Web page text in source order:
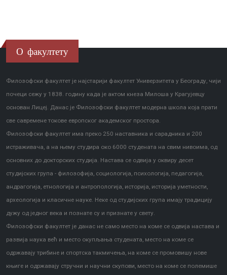
О факултету
Филозофски факултет је најстарији факултет Универзитета у Београду, чији
почеци сежу у 1838. годину када је актом кнеза Милоша у Крагујевцу
основан Лицеј. Данас је Филозофски факултет модерна школа која прати
све савремене токове европског академског простора.
Филозофски факултет има преко 250 наставника и сарадника и 200
истраживача, а на њему студира око 6000 студената на свим нивоима, од
основних до докторских студија. Настава се одвија у оквиру десет
студијских група - филозофија, социологија, психологија, педагогија,
андрагогија, етнологија и антропологија, историја, историја уметности,
археологија и класичне науке. Неке од студијских група имају традицију
дужу од једног века и познате су и признате у свету.
Филозофски факултет је данас не само место на коме се одвија настава и
развија наука већ и место окупљања студената, место на коме се
одржавају трибине и спортска такмичења, на коме се промовишу нове
књиге и одржавају стручни и научни скупови, место на коме се полемише